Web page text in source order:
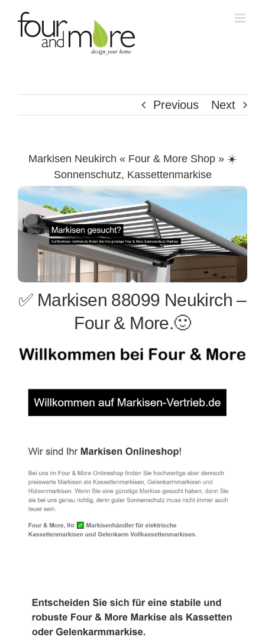
Previous Next
Markisen Neukirch « Four & More Shop » ☀️
Sonnenschutz, Kassettenmarkise
✅ Markisen 88099 Neukirch –
Four & More.🙂